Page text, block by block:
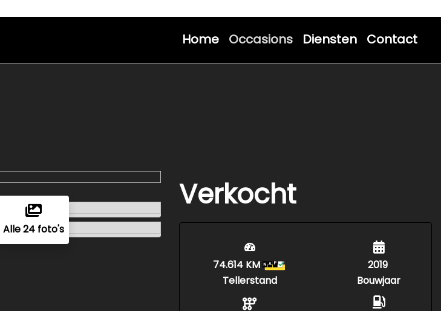
Home Occasions Diensten Contact
Alle 24 foto's
Verkocht
74.614 KM
Tellerstand
2019
Bouwjaar